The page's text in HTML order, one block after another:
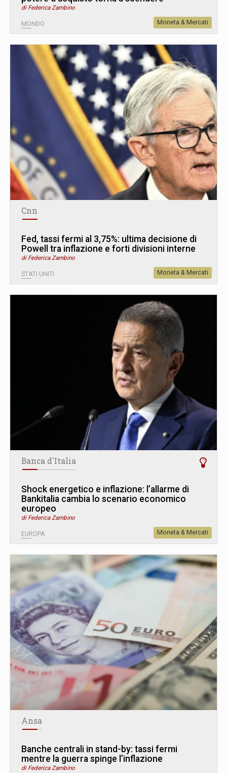
di Federica Zambino
MONDO Moneta & Mercati
Cnn
Fed, tassi fermi al 3,75%: ultima decisione di
Powell tra inflazione e forti divisioni interne
di Federica Zambino
STATI UNITI Moneta & Mercati
Banca d'Italia
Shock energetico e inflazione: l’allarme di
Bankitalia cambia lo scenario economico
europeo
di Federica Zambino
EUROPA Moneta & Mercati
Ansa
Banche centrali in stand-by: tassi fermi
mentre la guerra spinge l’inflazione
di Federica Zambino